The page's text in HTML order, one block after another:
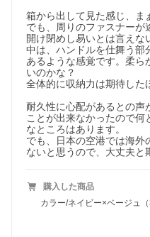
箱から出して見た感じ、ま
でも、周りのファスナーが
開け閉めし易いとは言えな
中は、ハンドルを仕舞う部
あるような感覚です。柔ら
いのかな？
全体的に収納力は期待した
耐久性に心配があるとの声
ことが出来なかったので何
なところはあります。
でも、日本の空港では海外
ないと思うので、大丈夫と
購入した商品
カラー/ネイビー×ベージュ